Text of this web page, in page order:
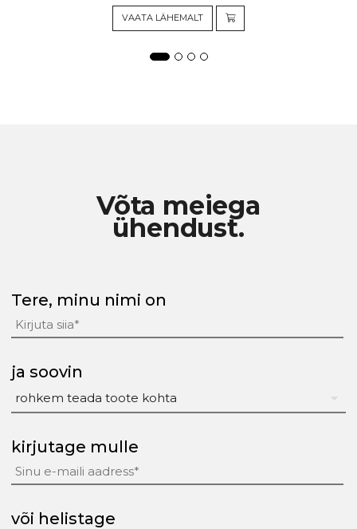
VAATA LÄHEMALT
Võta meiega
ühendust.
Tere, minu nimi on
ja soovin
kirjutage mulle
või helistage